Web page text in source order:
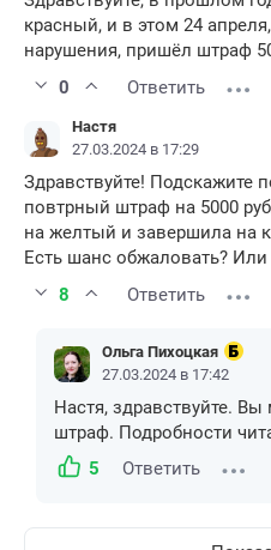
красный, и в этом 24
нарушения, пришёл штраф
0
Ответить
Настя
27.03.2024 в 17:29
Здравствуйте! Подскажите
повтрный штраф на 5000
на желтый и завершила на
Есть шанс обжаловать?
8
Ответить
Ольга Пихоцкая
27.03.2024 в 17:42
Настя, здравствуйте.
штраф. Подробности
5
Ответить